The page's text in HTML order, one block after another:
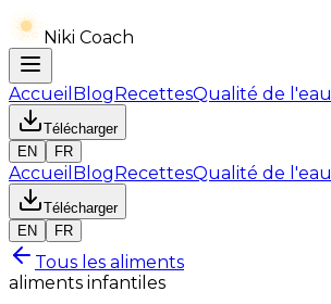
Niki Coach
Accueil BlogRecettesQualité de l'eau
Télécharger
EN
FR
Accueil BlogRecettesQualité de l'eau
Télécharger
EN
FR
Tous les aliments
aliments infantiles